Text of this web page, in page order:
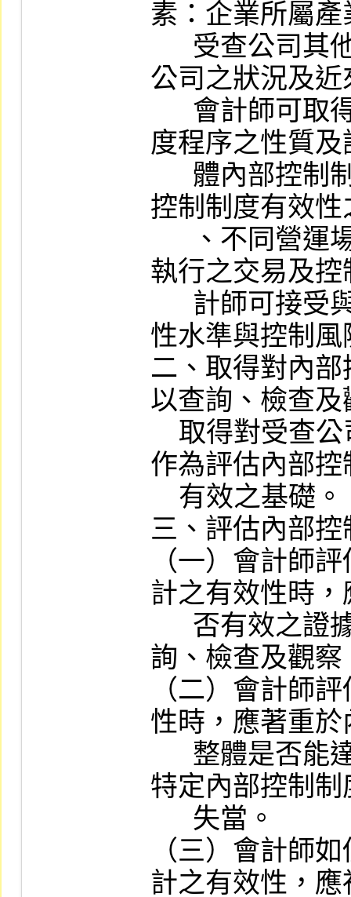
素：企業所屬
公司之狀況及
度程序之性質
控制制度有效
執行之交易及
性水準與控制風
二、取得對內
以查詢、檢查
作為評估內部
三、評估內部
（一）會計師
計之有效性時
詢、檢查及觀察
（二）會計師
性時，應著重
特定內部控制
（三）會計師
計之有效性，